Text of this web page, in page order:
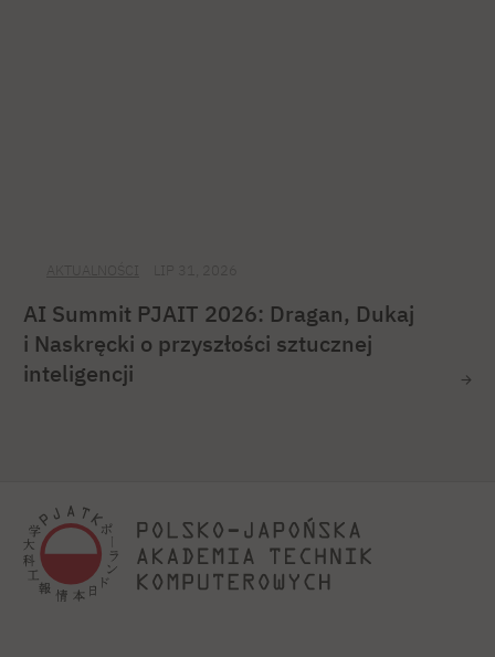
AI Summit PJAIT 2026: Dragan, Dukaj
i Naskręcki o przyszłości sztucznej
inteligencji